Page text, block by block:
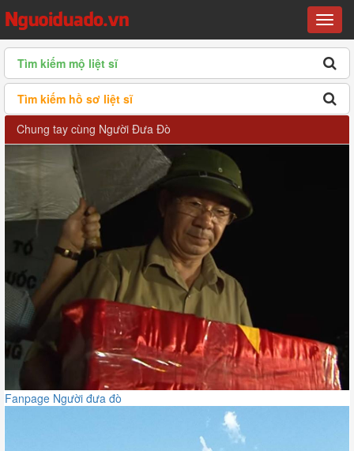
Menu
Tìm kiếm mộ liệt sĩ
Tìm kiếm hồ sơ liệt sĩ
Chung tay cùng Người Đưa Đò
Fanpage Người đưa đò